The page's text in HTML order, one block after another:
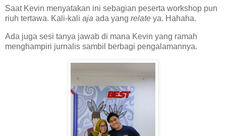
Saat Kevin menyatakan ini sebagian peserta workshop pun
riuh tertawa. Kali-kali aja ada yang relate ya. Hahaha.
Ada juga sesi tanya jawab di mana Kevin yang ramah
menghampiri jurnalis sambil berbagi pengalamannya.